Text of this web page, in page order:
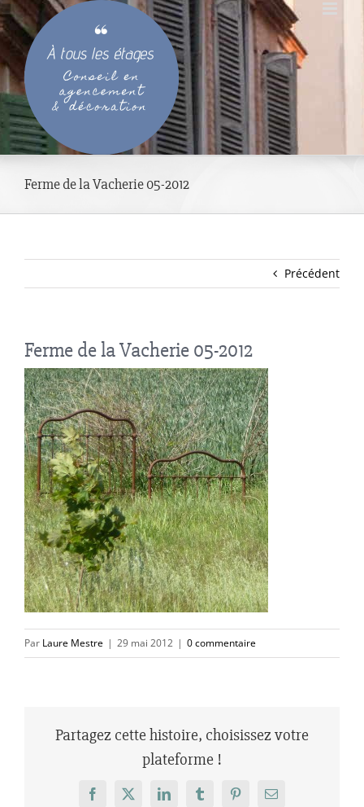
Passer
au
contenu
Ferme de la Vacherie 05-2012
Précédent
Ferme de la Vacherie 05-2012
Par Laure Mestre | 29 mai 2012 | 0 commentaire
Partagez cette histoire, choisissez votre
plateforme !
Facebook
X LinkedInTumblrPinterestEmail